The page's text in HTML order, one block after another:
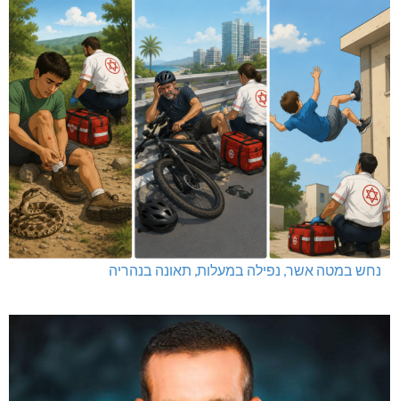
נחש במטה אשר, נפילה במעלות, תאונה בנהריה